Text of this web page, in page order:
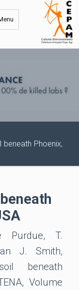
Phoenix,
Purdue, T.
J. Smith,
beneath
Volume